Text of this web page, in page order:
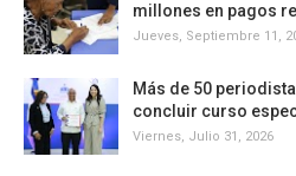
millones en pagos
Jueves, Septiembre 11,
Más de 50
concluir curso
Viernes, Julio 31, 2026